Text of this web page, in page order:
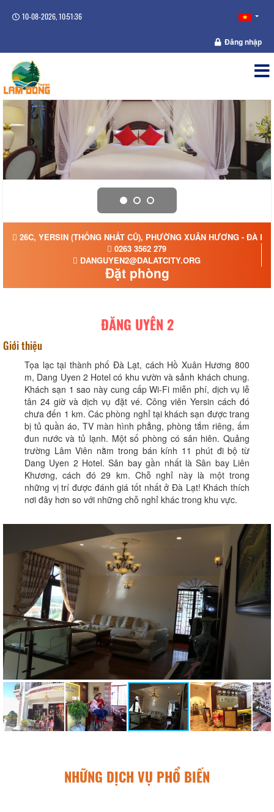
10-08-2026, 10:51:36
Đăng nhập
26C, YERSIN (THỐNG NHẤT CŨ), PHƯỜNG XUÂN HƯƠNG - ĐÀ
0263 3562 279
DANGUYEN2@DALATCITY.ORG
Đặt phòng
ĐĂNG UYÊN 2
Giới thiệu
Tọa lạc tại thành phố Đà Lạt, cách Hồ Xuân Hương 800
m, Dang Uyen 2 Hotel có khu vườn và sảnh khách chung.
Khách sạn 1 sao này cung cấp Wi-Fi miễn phí, dịch vụ lễ
tân 24 giờ và dịch vụ đặt vé. Công viên Yersin cách đó
chưa đến 1 km. Các phòng nghỉ tại khách sạn được trang
bị tủ quần áo, TV màn hình phẳng, phòng tắm riêng, ấm
đun nước và tủ lạnh. Một số phòng có sân hiên. Quảng
trường Lâm Viên nằm trong bán kính 11 phút đi bộ từ
Dang Uyen 2 Hotel. Sân bay gần nhất là Sân bay Liên
Khương, cách đó 29 km. Chỗ nghỉ này là một trong
những vị trí được đánh giá tốt nhất ở Đà Lạt! Khách thích
nơi đây hơn so với những chỗ nghỉ khác trong khu vực.
NHỮNG DỊCH VỤ PHỔ BIẾN